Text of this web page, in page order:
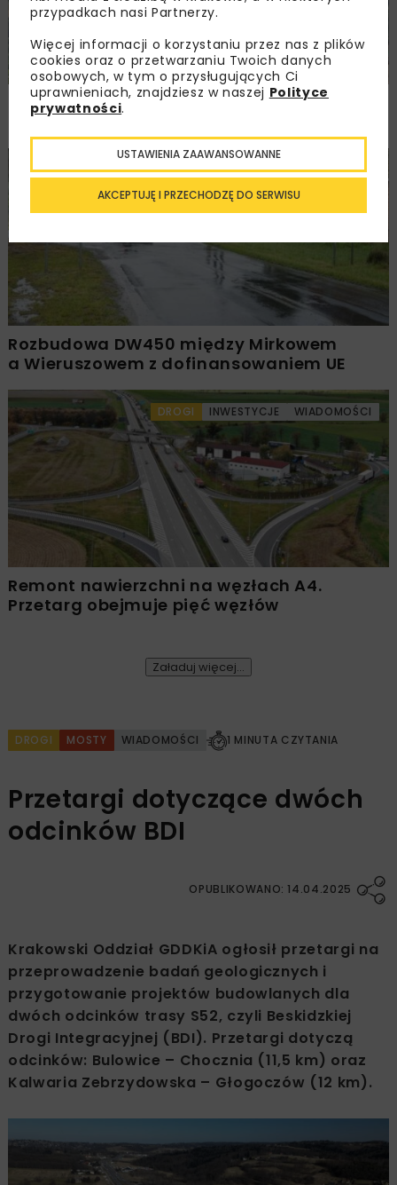
PKP PLK ogłosiły przetarg na odcinek Gdów
– Szczyrzyc projektu Podłęże–Piekiełko
DROGI INWESTYCJE WIADOMOŚCI
Rozbudowa DW450 między Mirkowem
a Wieruszowem z dofinansowaniem UE
DROGI INWESTYCJE WIADOMOŚCI
Remont nawierzchni na węzłach A4.
Przetarg obejmuje pięć węzłów
Załaduj więcej...
DROGI MOSTY WIADOMOŚCI 1 MINUTA CZYTANIA
Przetargi dotyczące dwóch
odcinków BDI
OPUBLIKOWANO: 14.04.2025
Krakowski Oddział GDDKiA ogłosił przetargi na
przeprowadzenie badań geologicznych i
przygotowanie projektów budowlanych dla
dwóch odcinków trasy S52, czyli Beskidzkiej
Drogi Integracyjnej (BDI). Przetargi dotyczą
odcinków: Bulowice – Chocznia (11,5 km) oraz
Kalwaria Zebrzydowska – Głogoczów (12 km).
przypadkach nasi Partnerzy.
Więcej informacji o korzystaniu przez nas z plików
cookies oraz o przetwarzaniu Twoich danych
osobowych, w tym o przysługujących Ci
uprawnieniach, znajdziesz w naszej Polityce
prywatności.
AKCEPTUJĘ I PRZECHODZĘ DO SERWISU
USTAWIENIA ZAAWANSOWANNE